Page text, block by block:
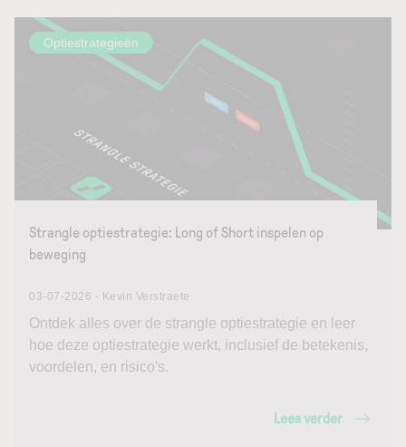
Optiestrategieën
Strangle optiestrategie: Long of Short inspelen op
beweging
03-07-2026 - Kevin Verstraete
Ontdek alles over de strangle optiestrategie en leer
hoe deze optiestrategie werkt, inclusief de betekenis,
voordelen, en risico's.
Lees verder